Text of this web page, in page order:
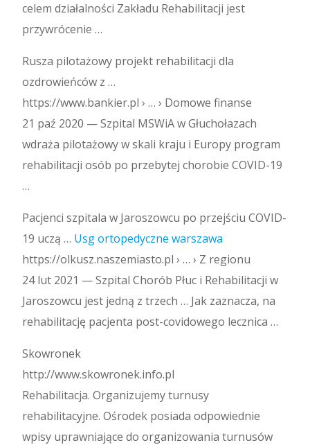
celem działalności Zakładu Rehabilitacji jest
przywrócenie …
Rusza pilotażowy projekt rehabilitacji dla
ozdrowieńców z …
https://www.bankier.pl › … › Domowe finanse
21 paź 2020 — Szpital MSWiA w Głuchołazach
wdraża pilotażowy w skali kraju i Europy program
rehabilitacji osób po przebytej chorobie COVID-19
…
Pacjenci szpitala w Jaroszowcu po przejściu COVID-
19 uczą … Usg ortopedyczne warszawa
https://olkusz.naszemiasto.pl › … › Z regionu
24 lut 2021 — Szpital Chorób Płuc i Rehabilitacji w
Jaroszowcu jest jedną z trzech … Jak zaznacza, na
rehabilitację pacjenta post-covidowego lecznica …
Skowronek
http://www.skowronek.info.pl
Rehabilitacja. Organizujemy turnusy
rehabilitacyjne. Ośrodek posiada odpowiednie
wpisy uprawniające do organizowania turnusów